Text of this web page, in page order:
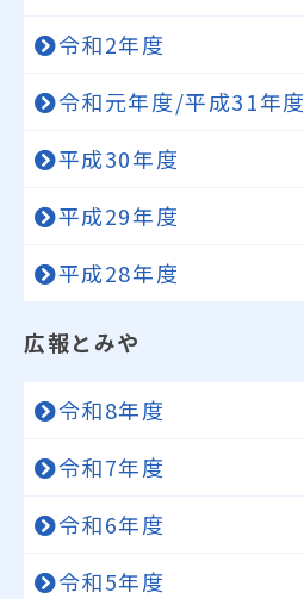
令和2年度
令和元年度/平成31年度
平成30年度
平成29年度
平成28年度
広報とみや
令和8年度
令和7年度
令和6年度
令和5年度